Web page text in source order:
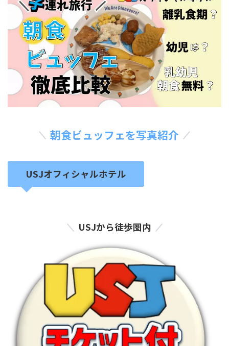
朝食ビュッフェを写真紹介
USJオフィシャルホテル
USJから徒歩圏内